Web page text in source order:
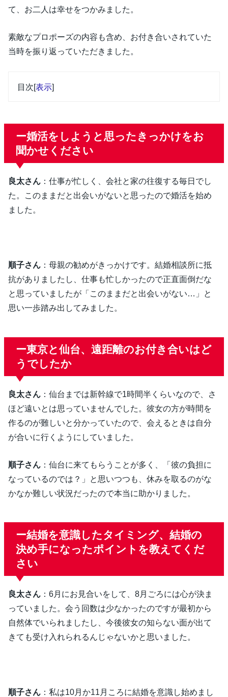
て、お二人は幸せをつかみました。
素敵なプロポーズの内容も含め、お付き合いされていた
当時を振り返っていただきました。
目次[表示]
ー婚活をしようと思ったきっかけをお
聞かせください
良太さん ：仕事が忙しく、会社と家の往復する毎日でし
た。このままだと出会いがないと思ったので婚活を始め
ました。
順子さん ：母親の勧めがきっかけです。結婚相談所に抵
抗がありましたし、仕事も忙しかったので正直面倒だな
と思っていましたが「このままだと出会いがない…」と
思い一歩踏み出してみました。
ー東京と仙台、遠距離のお付き合いはど
うでしたか
良太さん ：仙台までは新幹線で1時間半くらいなので、さ
ほど遠いとは思っていませんでした。彼女の方が時間を
作るのが難しいと分かっていたので、会えるときは自分
が合いに行くようにしていました。
順子さん ：仙台に来てもらうことが多く、「彼の負担に
なっているのでは？」と思いつつも、休みを取るのがな
かなか難しい状況だったので本当に助かりました。
ー結婚を意識したタイミング、結婚の
決め手になったポイントを教えてくだ
さい
良太さん ：6月にお見合いをして、8月ごろには心が決ま
っていました。会う回数は少なかったのですが最初から
自然体でいられましたし、今後彼女の知らない面が出て
きても受け入れられるんじゃないかと思いました。
順子さん ：私は10月か11月ころに結婚を意識し始めまし